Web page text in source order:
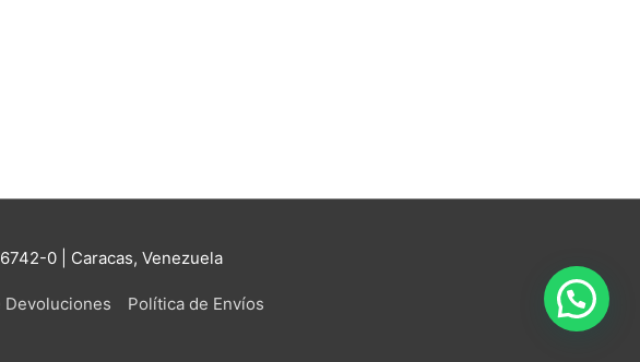
0 | Caracas, Venezuela
Devoluciones Política de Envíos